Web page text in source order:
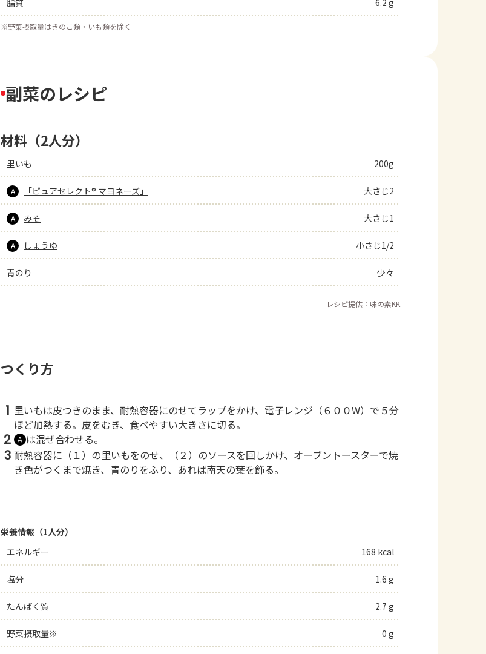
脂質 6.2 g
※野菜摂取量はきのこ類・いも類を除く
副菜のレシピ
材料（2人分）
里いも 200g
A 「ピュアセレクト® マヨネーズ」 大さじ2
A みそ 大さじ1
A しょうゆ 小さじ1/2
青のり 少々
レシピ提供：味の素KK
つくり方
1 里いもは皮つきのまま、耐熱容器にのせてラップをかけ、電子レンジ（６００W）で５分
ほど加熱する。皮をむき、食べやすい大きさに切る。
2 Ａ は混ぜ合わせる。
3 耐熱容器に（１）の里いもをのせ、（２）のソースを回しかけ、オーブントースターで焼
き色がつくまで焼き、青のりをふり、あれば南天の葉を飾る。
栄養情報（1人分）
エネルギー
168 kcal
塩分 1.6 g
たんぱく質 2.7 g
野菜摂取量※ 0 g